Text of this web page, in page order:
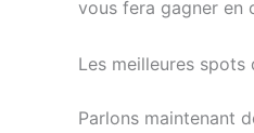
vous fera gagner en
Les meilleures spots
Parlons maintenant